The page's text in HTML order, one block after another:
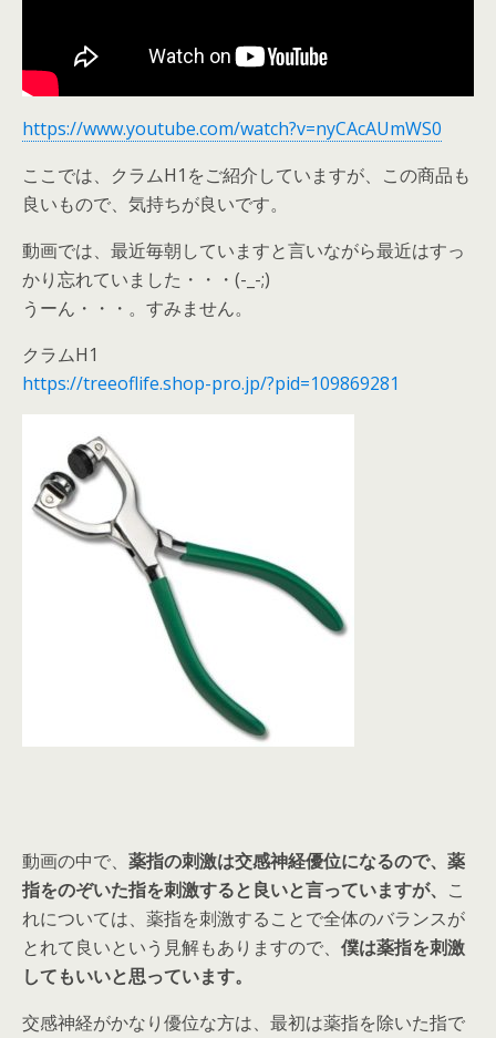
https://www.youtube.com/watch?v=nyCAcAUmWS0
ここでは、クラムH1をご紹介していますが、この商品も
良いもので、気持ちが良いです。
動画では、最近毎朝していますと言いながら最近はすっ
かり忘れていました・・・(-_-;)
うーん・・・。すみません。
クラムH1
https://treeoflife.shop-pro.jp/?pid=109869281
動画の中で、 薬指の刺激は交感神経優位になるので、薬
指をのぞいた指を刺激すると良いと言っていますが、 こ
れについては、薬指を刺激することで全体のバランスが
とれて良いという見解もありますので、 僕は薬指を刺激
してもいいと思っています。
交感神経がかなり優位な方は、最初は薬指を除いた指で